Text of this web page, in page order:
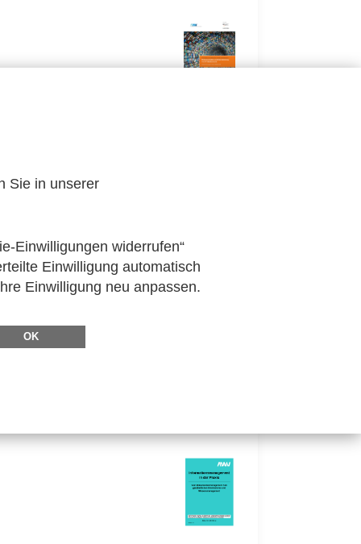
Sie in unserer
Einwilligungen widerrufen“
Einwilligung automatisch
Einwilligung neu anpassen.
OK